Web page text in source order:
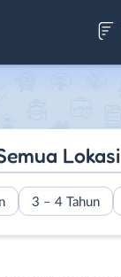
Lokasi
3 – 4 Tahun